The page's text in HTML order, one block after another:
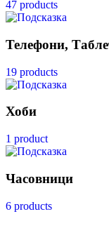
47 products
Телефони,
19 products
Хоби
1 product
Часовници
6 products